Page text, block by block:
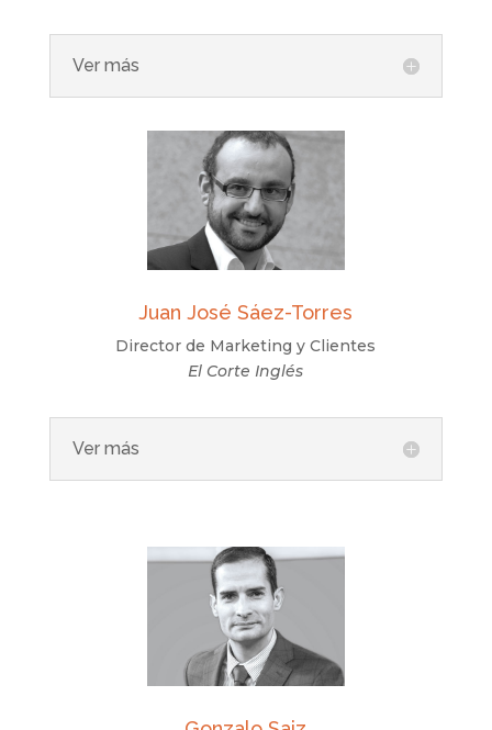
Ver más
Juan José Sáez-Torres
Director de Marketing y Clientes
El Corte Inglés
Ver más